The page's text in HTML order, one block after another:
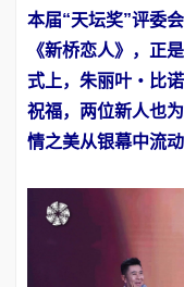
本届“天坛奖”评委
《新桥恋人》，正
式上，朱丽叶・比
祝福，两位新人也
情之美从银幕中流动